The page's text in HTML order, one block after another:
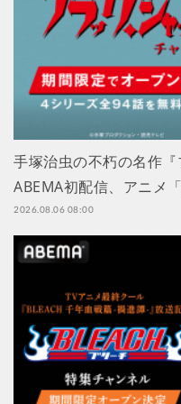
手塚治虫の不朽の名作
ABEMA初配信、アニメ
2026.08.06 08:00